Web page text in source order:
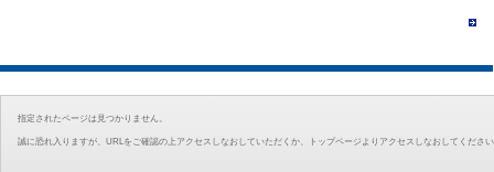
指定されたページは見つかりません。
誠に恐れ入りますが、URLをご確認の上アクセスしなおしていただくか、トップページよりアクセスしなおしてくださ